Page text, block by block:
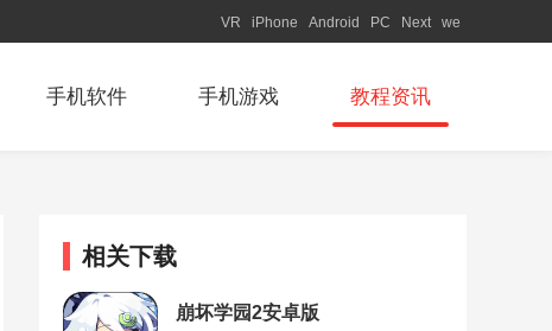
VR iPhone Android PC Next we
手机软件 手机游戏 教程资讯
相关下载
崩坏学园2安卓版